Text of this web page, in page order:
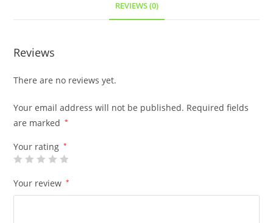
REVIEWS (0)
Reviews
There are no reviews yet.
Your email address will not be published. Required fields
are marked
*
Your rating *
Your review *